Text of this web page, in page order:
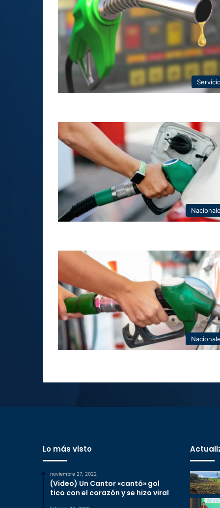
Lo más visto
noviembre 27, 2022
(Video) Un Cantor «cantó» gol
tico con el corazón y se hizo viral